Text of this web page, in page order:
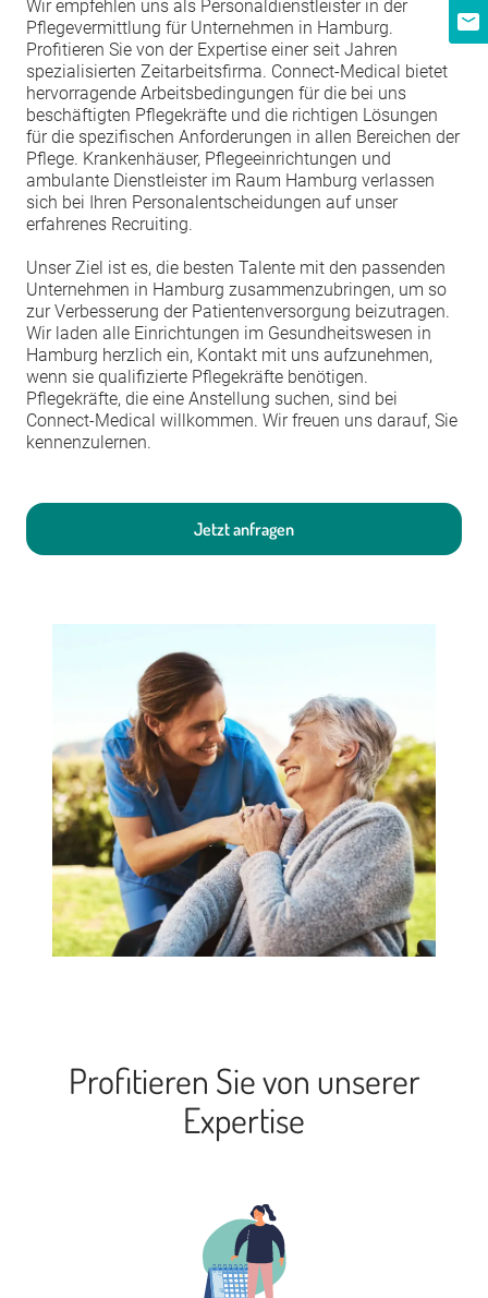
Wir empfehlen uns als Personaldienstleister in der
Pflegevermittlung für Unternehmen in Hamburg.
Profitieren Sie von der Expertise einer seit Jahren
spezialisierten Zeitarbeitsfirma. Connect-Medical bietet
hervorragende Arbeitsbedingungen für die bei uns
beschäftigten Pflegekräfte und die richtigen Lösungen
für die spezifischen Anforderungen in allen Bereichen der
Pflege. Krankenhäuser, Pflegeeinrichtungen und
ambulante Dienstleister im Raum Hamburg verlassen
sich bei Ihren Personalentscheidungen auf unser
erfahrenes Recruiting.
Unser Ziel ist es, die besten Talente mit den passenden
Unternehmen in Hamburg zusammenzubringen, um so
zur Verbesserung der Patientenversorgung beizutragen.
Wir laden alle Einrichtungen im Gesundheitswesen in
Hamburg herzlich ein, Kontakt mit uns aufzunehmen,
wenn sie qualifizierte Pflegekräfte benötigen.
Pflegekräfte, die eine Anstellung suchen, sind bei
Connect-Medical willkommen. Wir freuen uns darauf, Sie
kennenzulernen.
Jetzt anfragen
Profitieren Sie von unserer
Expertise